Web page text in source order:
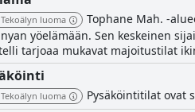
Tekoälyn luoma
Tophane Mah. -
yöelämään. Sen keskeinen
tarjoaa mukavat majoitustilat
Tekoälyn luoma Pysäköintitilat ovat